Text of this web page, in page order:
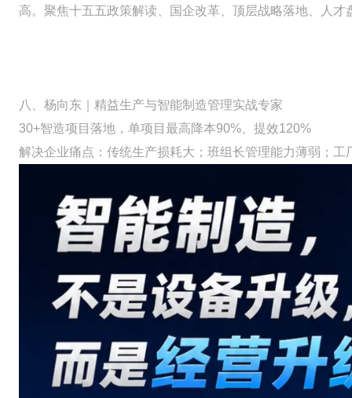
高。聚焦十五五政策解读、国企改革、顶层战略落地、人
八、杨向东｜精益生产与智能制造管理实战专家
30+智造项目落地，单项目最高降本90%、提效120%
解决企业痛点：传统生产损耗大；班组长管理能力薄弱；